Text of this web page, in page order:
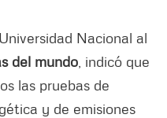
Nacional al
del mundo , indicó que
las pruebas de
y de emisiones